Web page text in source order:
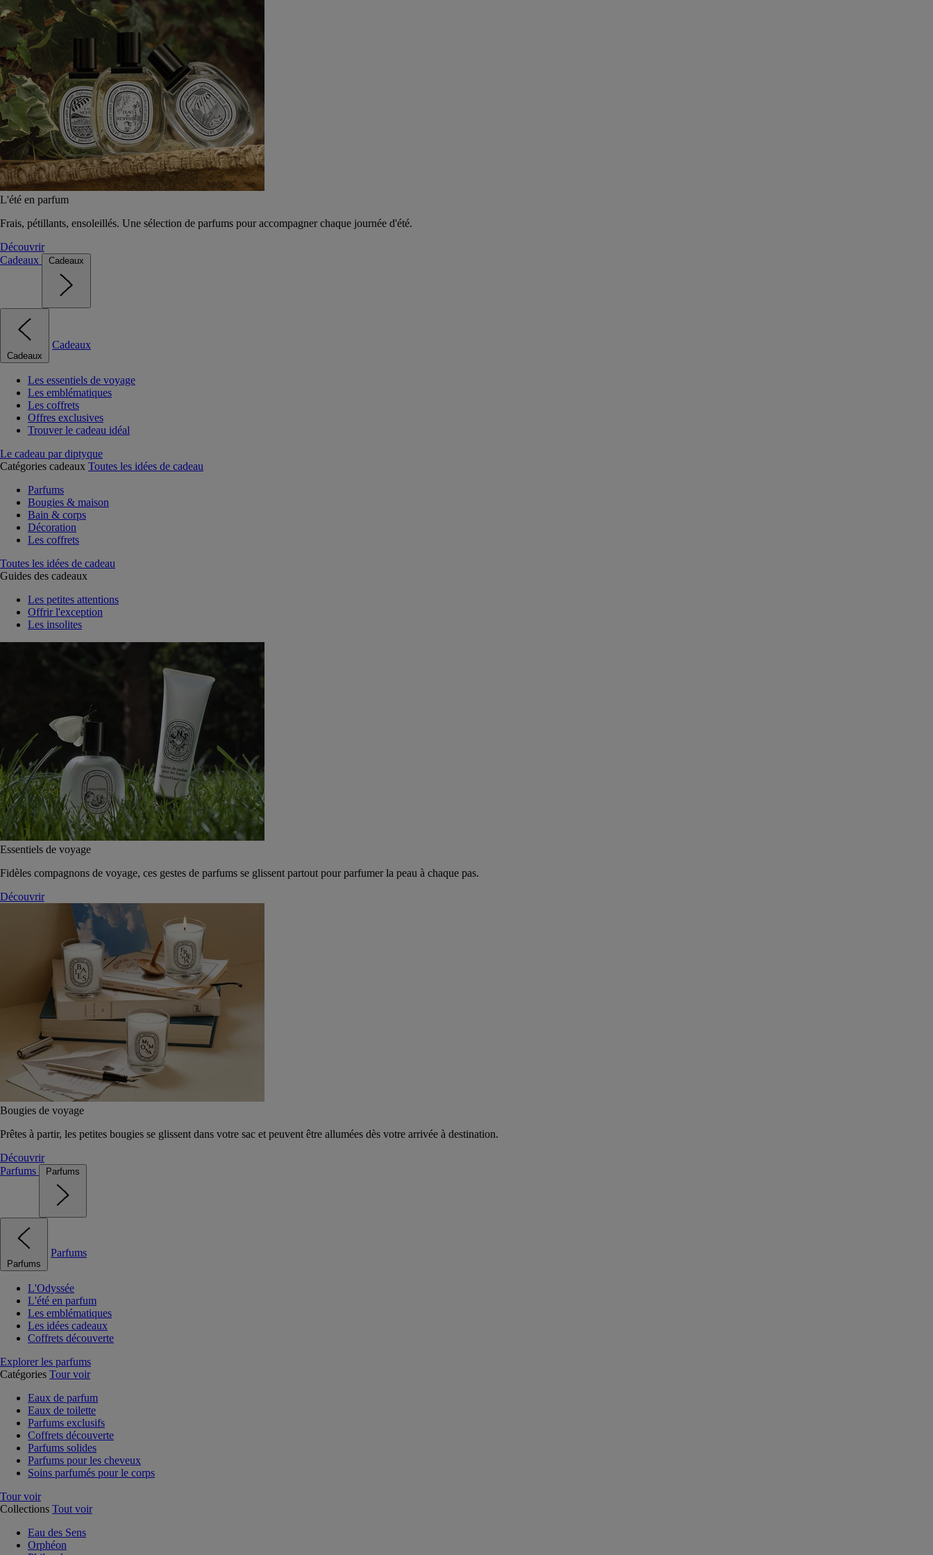
L'été en parfum
Frais, pétillants, ensoleillés. Une sélection de parfums pour accompagner chaque journée d'été.
Découvrir
Cadeaux
Cadeaux
Cadeaux
Cadeaux
Les essentiels de voyage
Les emblématiques
Les coffrets
Offres exclusives
Trouver le cadeau idéal
Le cadeau par diptyque
Catégories cadeaux Toutes les idées de cadeau
Parfums
Bougies & maison
Bain & corps
Décoration
Les coffrets
Toutes les idées de cadeau
Guides des cadeaux
Les petites attentions
Offrir l'exception
Les insolites
Essentiels de voyage
Fidèles compagnons de voyage, ces gestes de parfums se glissent partout pour parfumer la peau à chaque pas.
Découvrir
Bougies de voyage
Prêtes à partir, les petites bougies se glissent dans votre sac et peuvent être allumées dès votre arrivée à destination.
Découvrir
Parfums
Parfums
Parfums
Parfums
L'Odyssée
L'été en parfum
Les emblématiques
Les idées cadeaux
Coffrets découverte
Explorer les parfums
Catégories Tour voir
Eaux de parfum
Eaux de toilette
Parfums exclusifs
Coffrets découverte
Parfums solides
Parfums pour les cheveux
Soins parfumés pour le corps
Tour voir
Collections Tout voir
Eau des Sens
Orphéon